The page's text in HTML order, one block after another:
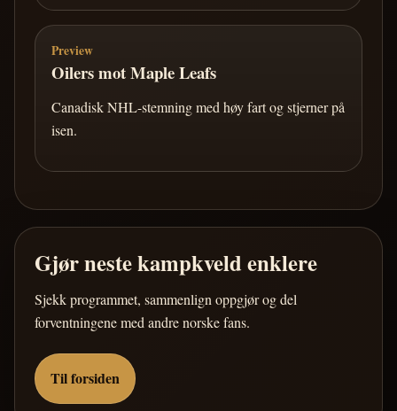
Preview
Oilers mot Maple Leafs
Canadisk NHL-stemning med høy fart og stjerner på
isen.
Gjør neste kampkveld enklere
Sjekk programmet, sammenlign oppgjør og del
forventningene med andre norske fans.
Til forsiden